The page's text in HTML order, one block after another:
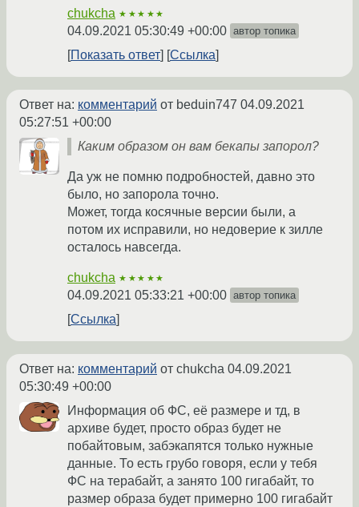
chukcha ★★★★★
04.09.2021 05:30:49 +00:00 автор топика
Показать ответ Ссылка
Ответ на: комментарий от beduin747 04.09.2021
05:27:51 +00:00
Каким образом он вам бекапы запорол?
Да уж не помню подробностей, давно это
было, но запорола точно.
Может, тогда косячные версии были, а
потом их исправили, но недоверие к зилле
осталось навсегда.
chukcha ★★★★★
04.09.2021 05:33:21 +00:00 автор топика
Ссылка
Ответ на: комментарий от chukcha 04.09.2021
05:30:49 +00:00
Информация об ФС, её размере и тд, в
архиве будет, просто образ будет не
побайтовым, забэкапятся только нужные
данные. То есть грубо говоря, если у тебя
ФС на терабайт, а занято 100 гигабайт, то
размер образа будет примерно 100 гигабайт